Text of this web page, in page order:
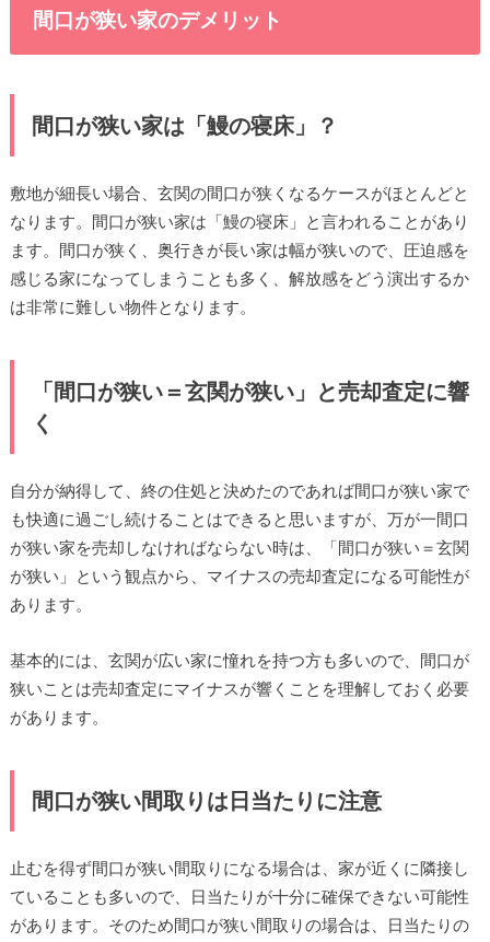
間口が狭い家のデメリット
間口が狭い家は「鰻の寝床」？
敷地が細長い場合、玄関の間口が狭くなるケースがほとんどと
なります。間口が狭い家は「鰻の寝床」と言われることがあり
ます。間口が狭く、奥行きが長い家は幅が狭いので、圧迫感を
感じる家になってしまうことも多く、解放感をどう演出するか
は非常に難しい物件となります。
「間口が狭い＝玄関が狭い」と売却査定に響
く
自分が納得して、終の住処と決めたのであれば間口が狭い家で
も快適に過ごし続けることはできると思いますが、万が一間口
が狭い家を売却しなければならない時は、「間口が狭い＝玄関
が狭い」という観点から、マイナスの売却査定になる可能性が
あります。
基本的には、玄関が広い家に憧れを持つ方も多いので、間口が
狭いことは売却査定にマイナスが響くことを理解しておく必要
があります。
間口が狭い間取りは日当たりに注意
止むを得ず間口が狭い間取りになる場合は、家が近くに隣接し
ていることも多いので、日当たりが十分に確保できない可能性
があります。そのため間口が狭い間取りの場合は、日当たりの